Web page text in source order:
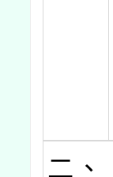
二、